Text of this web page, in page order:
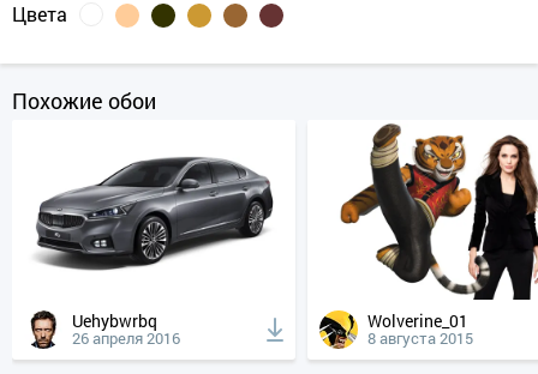
Цвета
Похожие обои
Uehybwrbq
26 апреля 2016
Wolverine_01
8 августа 2015